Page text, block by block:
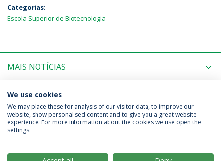
Categorias:
Escola Superior de Biotecnologia
MAIS NOTÍCIAS
PRÓXIMOS EVENTOS
Política de Privacidade
Termos & Condições
We use cookies
We may place these for analysis of our visitor data, to improve our
website, show personalised content and to give you a great website
experience. For more information about the cookies we use open the
settings.